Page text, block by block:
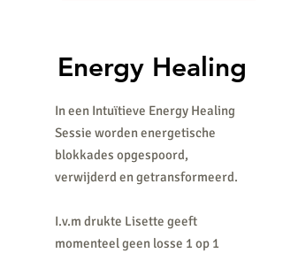
Energy Healing
In een Intuïtieve Energy Healing
Sessie worden energetische
blokkades opgespoord,
verwijderd en getransformeerd.
I.v.m drukte Lisette geeft
momenteel geen losse 1 op 1